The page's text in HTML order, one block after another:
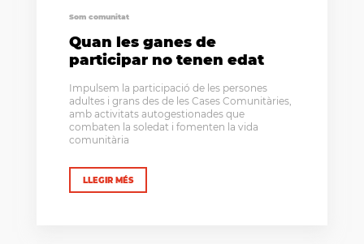
Som comunitat
Quan les ganes de
participar no tenen edat
Impulsem la participació de les persones
adultes i grans des de les Cases Comunitàries,
amb activitats autogestionades que
combaten la soledat i fomenten la vida
comunitària
LLEGIR MÉS